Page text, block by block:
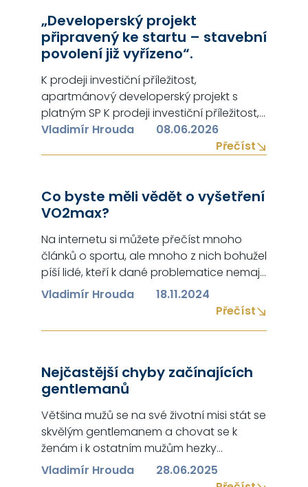
„Developerský projekt
připravený ke startu – stavební
povolení již vyřízeno“.
K prodeji investiční příležitost,
apartmánový developerský projekt s
platným SP K prodeji investiční příležitost,
apartmánový developerský projekt s
platným SP v jedné z nejžádanějších
projekty nejsou povoleny. Projekt počítá s
kapacitou přibližně 140–155 jednotek dle
Významným benefitem je…
Vladimír Hrouda
08.06.2026
Přečíst
Co byste měli vědět o vyšetření
VO2max?
Na internetu si můžete přečíst mnoho
článků o sportu, ale mnoho z nich bohužel
píší lidé, kteří k dané problematice nemají
buď dostatečné vzdělání nebo praktické
zkušenosti (nebo dokonce obojí), proto
bych srdečně poděkoval panu
Bahenskému za…
Vladimír Hrouda
18.11.2024
Přečíst
Nejčastější chyby začínajících
gentlemanů
Většina mužů se na své životní misi stát se
skvělým gentlemanem a chovat se k
ženám i k ostatním mužům hezky
dopouští mnoha chyb. Těchto chyb se
však často dopouští i ženy, které se chtějí
Vladimír Hrouda
28.06.2025